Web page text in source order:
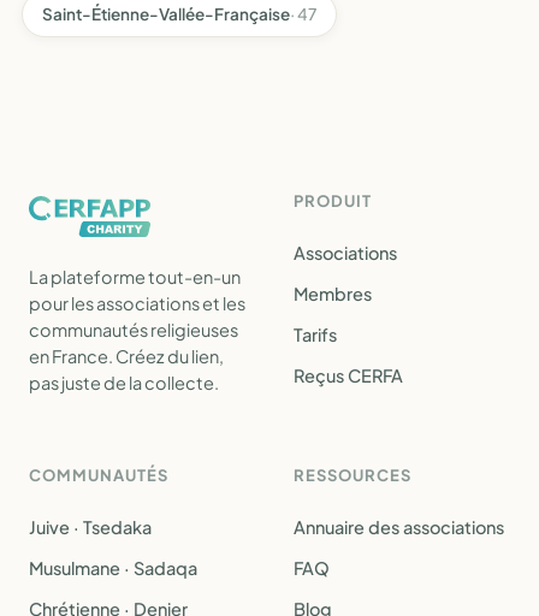
Saint-Étienne-Vallée-Française· 47
La plateforme tout-en-un
pour les associations et les
communautés religieuses
en France. Créez du lien,
pas juste de la collecte.
PRODUIT
Associations
Membres
Tarifs
Reçus CERFA
COMMUNAUTÉS
Juive · Tsedaka
Musulmane · Sadaqa
Chrétienne · Denier
RESSOURCES
Annuaire des associations
FAQ
Blog